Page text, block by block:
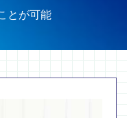
とが可能